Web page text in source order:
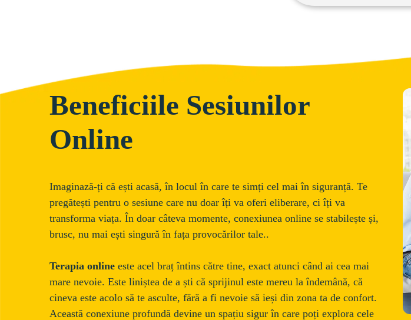
Beneficiile Sesiunilor
Online
Imaginază-ți că ești acasă, în locul în care te simți cel mai în siguranță. Te
pregătești pentru o sesiune care nu doar îți va oferi eliberare, ci îți va
transforma viața. În doar câteva momente, conexiunea online se stabilește și,
brusc, nu mai ești singură în fața provocărilor tale..
Terapia online este acel braț întins către tine, exact atunci când ai cea mai
mare nevoie. Este liniștea de a ști că sprijinul este mereu la îndemână, că
cineva este acolo să te asculte, fără a fi nevoie să ieși din zona ta de confort.
Această conexiune profundă devine un spațiu sigur în care poți explora cele